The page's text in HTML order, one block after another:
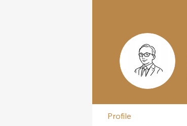
Profile